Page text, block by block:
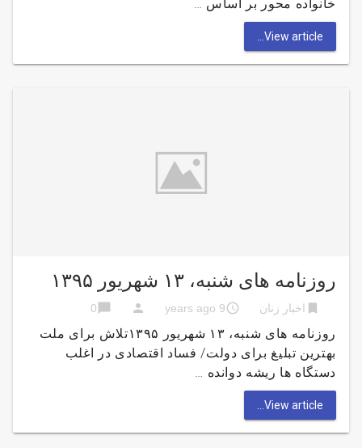
خانواده محور بر اساس …
View article...
روزنامه های شنبه، ۱۳ شهریور ۱۳۹۵
bookmark اخبار زنان access_time
9 years ago
person
chat_bubble
0
روزنامه های شنبه، ۱۳ شهریور ۱۳۹۵تلاش برای ملت
بهترین تبلیغ برای دولت/ فساد اقتصادی در اغلب
دستگاه ها ریشه دوانده …
View article...